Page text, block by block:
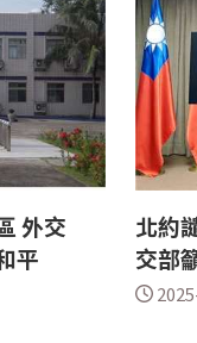
外交
平
北約
交部